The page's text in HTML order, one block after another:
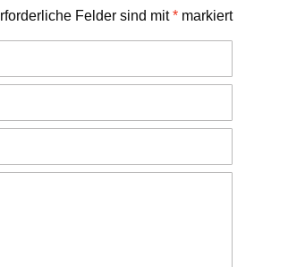
Felder sind mit* markiert